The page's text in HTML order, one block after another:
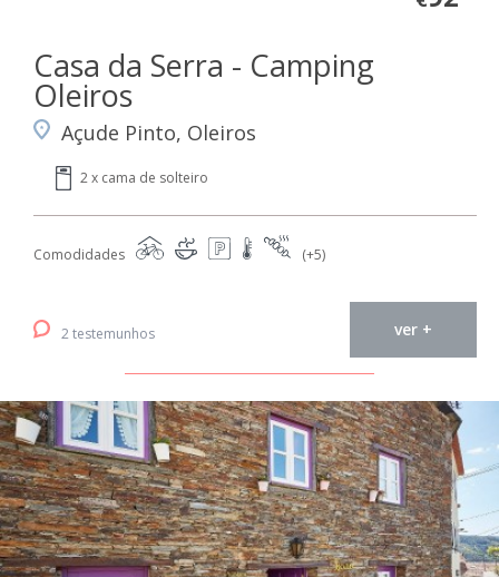
Casa da Serra - Camping
Oleiros
Açude Pinto, Oleiros
2 x cama de solteiro
Comodidades (+5)
2 testemunhos ver +